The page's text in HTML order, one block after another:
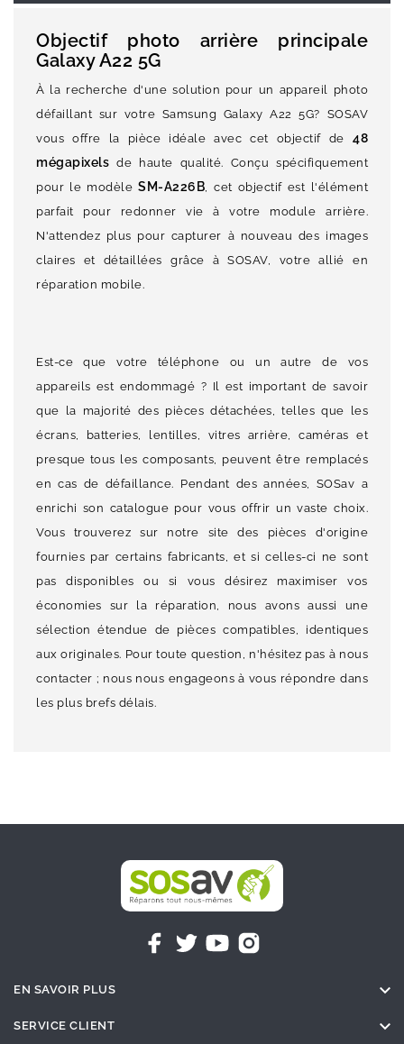
Objectif photo arrière principale
Galaxy A22 5G
À la recherche d'une solution pour un appareil photo
défaillant sur votre Samsung Galaxy A22 5G? SOSAV
vous offre la pièce idéale avec cet objectif de 48
mégapixels de haute qualité. Conçu spécifiquement
pour le modèleSM-A226B, cet objectif est l'élément
parfait pour redonner vie à votre module arrière.
N'attendez plus pour capturer à nouveau des images
claires et détaillées grâce à SOSAV, votre allié en
réparation mobile.
Est-ce que votre téléphone ou un autre de vos
appareils est endommagé ? Il est important de savoir
que la majorité des pièces détachées, telles que les
écrans, batteries, lentilles, vitres arrière, caméras et
presque tous les composants, peuvent être remplacés
en cas de défaillance. Pendant des années, SOSav a
enrichi son catalogue pour vous offrir un vaste choix.
Vous trouverez sur notre site des pièces d'origine
fournies par certains fabricants, et si celles-ci ne sont
pas disponibles ou si vous désirez maximiser vos
économies sur la réparation, nous avons aussi une
sélection étendue de pièces compatibles, identiques
aux originales. Pour toute question, n'hésitez pas à nous
contacter ; nous nous engageons à vous répondre dans
les plus brefs délais.
EN SAVOIR PLUS 
SERVICE CLIENT 